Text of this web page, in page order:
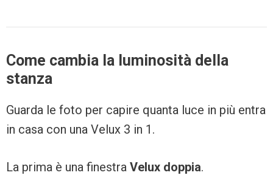
Come cambia la luminosità della
stanza
Guarda le foto per capire quanta luce in più entra
in casa con una Velux 3 in 1.
La prima è una finestra Velux doppia.